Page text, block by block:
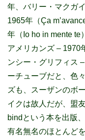
年、バリー・マクガ
1965年（Ça
年（Io ho in mente te
アメリカンズ – 1970
ンシー・グリフィス
ーチューブだと、色
ズも、スーザンのボ
イクは故人だが、盟
bindという本を出版
有名無名のほとんど